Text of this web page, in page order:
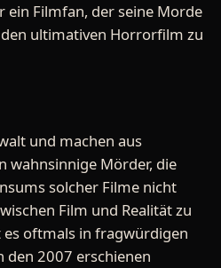
ein Filmfan, der seine Morde
ultimativen Horrorfilm zu
und machen aus
wahnsinnige Mörder, die
solcher Filme nicht
Film und Realität zu
oftmals in fragwürdigen
den 2007 erschienen